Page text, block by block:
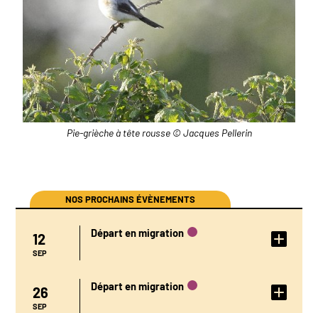
Pie-grièche à tête rousse © Jacques Pellerin
NOS PROCHAINS ÉVÈNEMENTS
12
SEP
Départ en migration
DÉTAIL DE
L'ÉVÉNEMENT
26
SEP
Départ en migration
DÉTAIL DE
L'ÉVÉNEMENT